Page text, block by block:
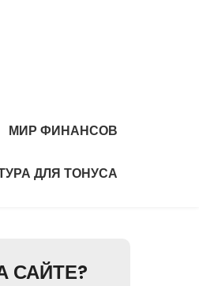
МИР ФИНАНСОВ
ДЛЯ ТОНУСА
САЙТЕ?